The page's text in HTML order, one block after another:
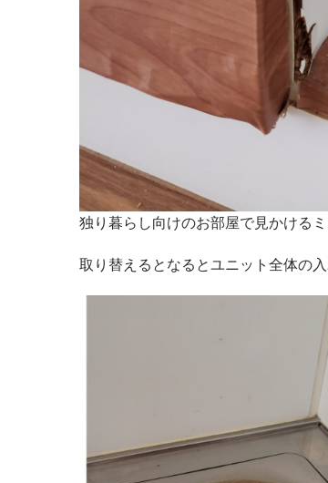
独り暮らし向けのお部屋で見かける
取り替えるとなるとユニット全体の